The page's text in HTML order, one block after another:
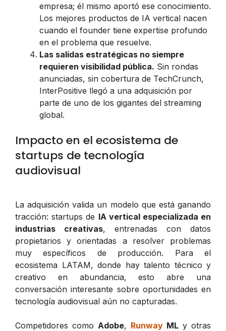
empresa; él mismo aportó ese conocimiento.
Los mejores productos de IA vertical nacen
cuando el founder tiene expertise profundo
en el problema que resuelve.
Las salidas estratégicas no siempre
requieren visibilidad pública. Sin rondas
anunciadas, sin cobertura de TechCrunch,
InterPositive llegó a una adquisición por
parte de uno de los gigantes del streaming
global.
Impacto en el ecosistema de
startups de tecnología
audiovisual
La adquisición valida un modelo que está ganando
tracción: startups de IA vertical especializada en
industrias creativas, entrenadas con datos
propietarios y orientadas a resolver problemas
muy específicos de producción. Para el
ecosistema LATAM, donde hay talento técnico y
creativo en abundancia, esto abre una
conversación interesante sobre oportunidades en
tecnología audiovisual aún no capturadas.
Competidores como Adobe, Runway ML y otras